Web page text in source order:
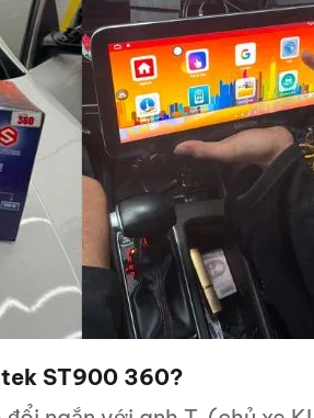
ST900 360?